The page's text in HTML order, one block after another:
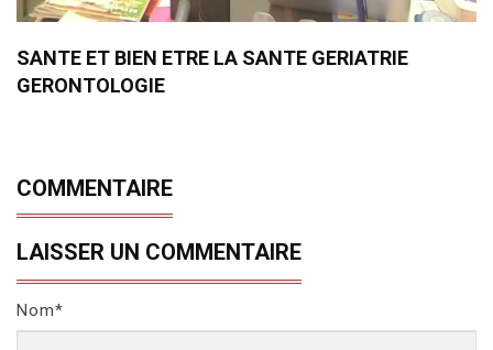
SANTE ET BIEN ETRE LA SANTE GERIATRIE
GERONTOLOGIE
COMMENTAIRE
LAISSER UN COMMENTAIRE
Nom*